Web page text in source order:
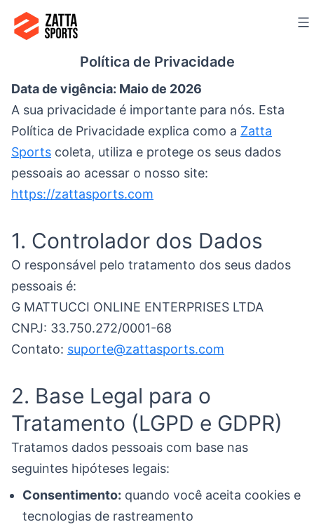
para
Política de Privacidade
Data de vigência: Maio de 2026
A sua privacidade é importante para nós. Esta
Política de Privacidade explica como a Zatta
Sports coleta, utiliza e protege os seus dados
pessoais ao acessar o nosso site:
https://zattasports.com
1. Controlador dos Dados
O responsável pelo tratamento dos seus dados
pessoais é:
G MATTUCCI ONLINE ENTERPRISES LTDA
CNPJ: 33.750.272/0001-68
Contato: suporte@zattasports.com
2. Base Legal para o
Tratamento (LGPD e GDPR)
Tratamos dados pessoais com base nas
seguintes hipóteses legais:
Consentimento: quando você aceita cookies e
tecnologias de rastreamento